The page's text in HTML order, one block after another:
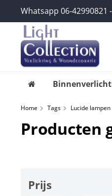
Whatsapp 06-42990821
Home Tags Lucide lampen
Producten
Prijs